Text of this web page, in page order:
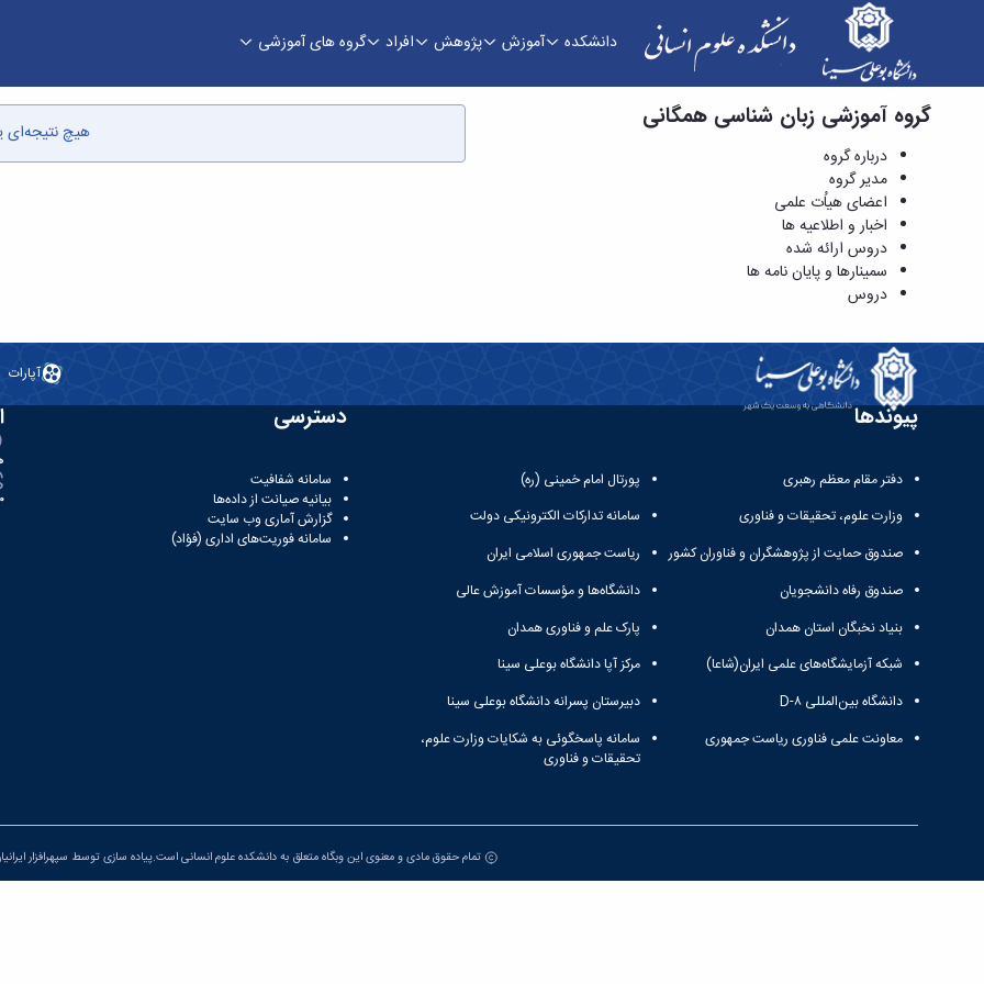
دانشکده آموزش پژوهش افراد گروه های آموزشی
زبان شناسی همگانی - دانشکده علوم انسانی
گروه آموزشی زبان شناسی همگانی
درباره گروه
مدیر گروه
اعضای هیاُت علمی
اخبار و اطلاعیه ها
دروس ارائه شده
سمینارها و پایان نامه ها
دروس
هیچ نتیجه‌ای
آپارات
پیوندها
دفتر مقام معظم رهبری
وزارت علوم، تحقیقات و فناوری
صندوق حمایت از پژوهشگران و فناوران کشور
صندوق رفاه دانشجویان
بنیاد نخبگان استان همدان
شبکه آزمایشگاه‌های علمی ایران(شاعا)
دانشگاه بین‌المللی D-۸
معاونت علمی فناوری ریاست جمهوری
پورتال امام خمینی (ره)
سامانه تدارکات الکترونیکی دولت
ریاست جمهوری اسلامی ایران
دانشگاه‌ها و مؤسسات آموزش عالی
پارک علم و فناوری همدان
مرکز آپا دانشگاه بوعلی سینا
دبیرستان پسرانه دانشگاه بوعلی سینا
سامانه پاسخگوئی به شکایات وزارت علوم،
تحقیقات و فناوری
دسترسی
سامانه شفافیت
بیانیه صیانت از داده‌ها
گزارش آماری وب‌ سایت
سامانه فوریت‌های اداری (فؤاد)
تمام حقوق مادی و معنوی این وبگاه متعلق به دانشکده علوم انسانی است.پیاده سازی توسط سپهرافزار